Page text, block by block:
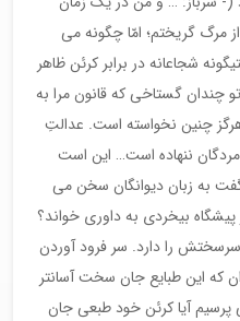
مرگ گریختم؛ امّا چگونه می
شجاعانه در برابر کرئن ظاهر
چندان گستاخی که قانون مرا به
چنین نخواسته است. عدالتِ
مردگان ننهاده است… این است
به زبان دیوانگان سخن می
پیشگاه بیخردی به داوری خواند؟
را دارد. سر فرود آوردن
که این طبایع جان سخت آسانتر
آیا کرئن خود طبعی جان